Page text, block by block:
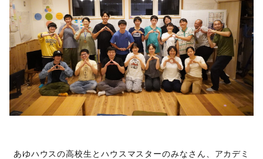
あゆハウスの高校生とハウスマスターのみなさん、アカデミ